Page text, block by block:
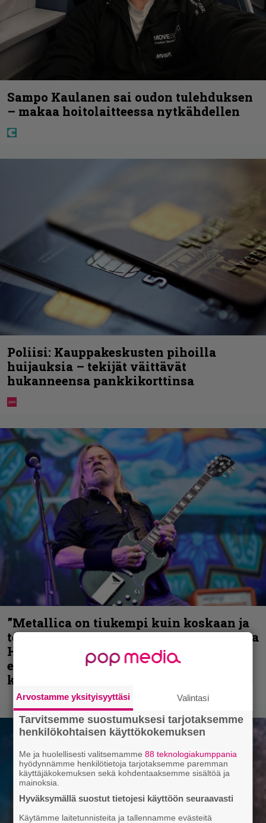
Sampo Kaulanen sai oudon tulehduksen
– makaa hoitolaitteessa nytkähdellen
Poliisi: Kauppakeskusten pihoilla
huijauksia – tekijät väittävät
hukanneensa pankkikorttinsa
”Metallica on tiukempi kuin koskaan ja
te haluatte jonkun nulikan yrittävän olla
Hetfield?” – Pepper Keenan muisteli
ensimmäistä koesoittoaan hevijätin
kanssa
Arvostamme yksityisyyttäsi Valintasi
Tarvitsemme suostumuksesi tarjotaksemme
henkilökohtaisen käyttökokemuksen
Me ja huolellisesti valitsemamme88 teknologiakumppania
hyödynnämme henkilötietoja tarjotaksemme paremman
käyttäjäkokemuksen sekä kohdentaaksemme sisältöä ja
mainoksia.
Hyväksymällä suostut tietojesi käyttöön seuraavasti
Käytämme laitetunnisteita ja tallennamme evästeitä